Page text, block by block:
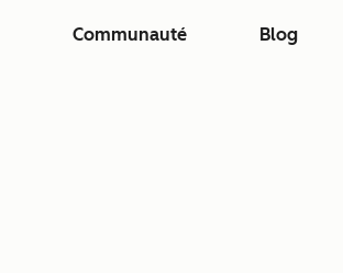
Communauté Blog